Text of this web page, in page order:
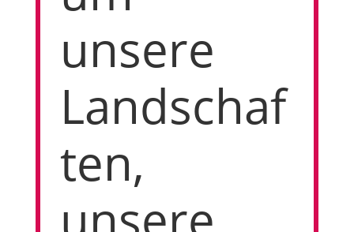
unsere
Landschaf
ten,